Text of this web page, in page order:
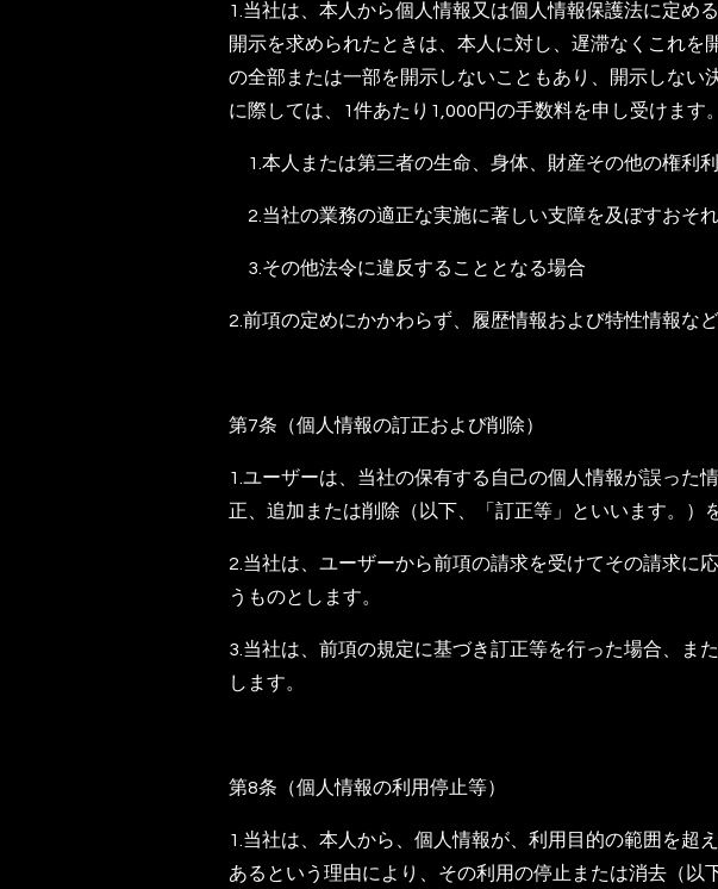
1.当社は、本人から個人情報又は個人情報保護法に定め
開示を求められたときは、本人に対し、遅滞なくこれ
の全部または一部を開示しないこともあり、開示しな
に際しては、1件あたり1,000円の手数料を申し受けます。
1.本人または第三者の生命、身体、財産その他の権利
2.当社の業務の適正な実施に著しい支障を及ぼすおそ
3.その他法令に違反することとなる場合
2.前項の定めにかかわらず、履歴情報および特性情報な
第7条（個人情報の訂正および削除）
1.ユーザーは、当社の保有する自己の個人情報が誤った
正、追加または削除（以下、「訂正等」といいます。）
2.当社は、ユーザーから前項の請求を受けてその請求に
うものとします。
3.当社は、前項の規定に基づき訂正等を行った場合、ま
します。
第8条（個人情報の利用停止等）
1.当社は、本人から、個人情報が、利用目的の範囲を超
あるという理由により、その利用の停止または消去（